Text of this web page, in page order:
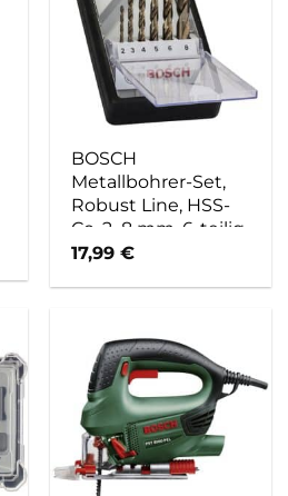
BOSCH
Metallbohrer-Set,
Robust Line, HSS-
Co, 2–8 mm, 6-teilig
17,99€